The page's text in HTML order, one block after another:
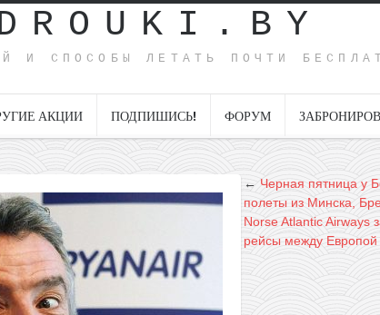
И СПОСОБЫ ЛЕТАТЬ ПОЧТИ
АКЦИИ ПОДПИШИСЬ! ФОРУМ
←Черная пятница у
полеты из Минска,
Norse Atlantic Airways
рейсы между